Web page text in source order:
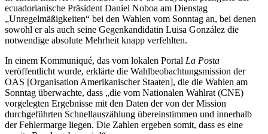
ecuadorianische Präsident Daniel Noboa am Dienstag
„Unregelmäßigkeiten“ bei den Wahlen vom Sonntag an, bei denen
sowohl er als auch seine Gegenkandidatin Luisa González die
notwendige absolute Mehrheit knapp verfehlten.
In einem Kommuniqué, das vom lokalen Portal La Posta
veröffentlicht wurde, erklärte die Wahlbeobachtungsmission der
OAS [Organisation Amerikanischer Staaten], die die Wahlen am
Sonntag überwachte, dass „die vom Nationalen Wahlrat (CNE)
vorgelegten Ergebnisse mit den Daten der von der Mission
durchgeführten Schnellauszählung übereinstimmen und innerhalb
der Fehlermarge liegen. Die Zahlen ergeben somit, dass es eine